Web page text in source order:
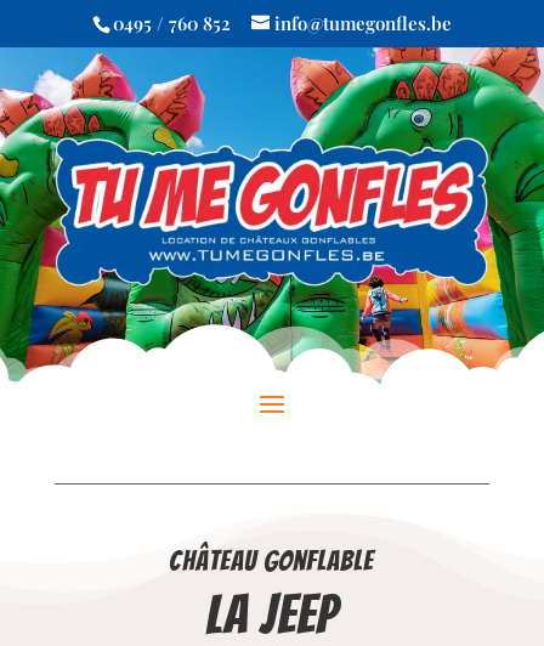
0495 / 760 852 info@tumegonfles.be
Château gonflable
La Jeep